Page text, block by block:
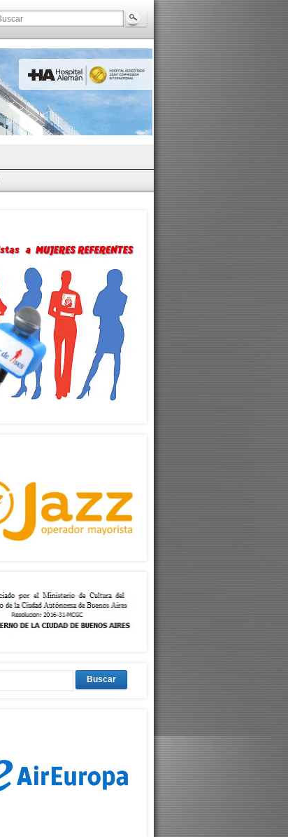
Buscar